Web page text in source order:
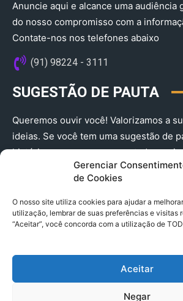
Gerenciar
de Cookies
O nosso site utiliza cookies para ajudar a
utilização, lembrar de suas preferências e visitas
“Aceitar”, você concorda com a utilização de
Aceitar
Negar
Anuncie aqui e alcance uma audiência
do nosso compromisso com a
Contate-nos nos telefones abaixo
(91) 98224 - 3111
SUGESTÃO DE PAUTA
Queremos ouvir você! Valorizamos a
ideias. Se você tem uma sugestão de
história que merece ser contada,
(91) 98224 - 3111
© 2025 A Província do Pará CNPJ:
Trav. Quintino Bocaiuva 2301, Ed.